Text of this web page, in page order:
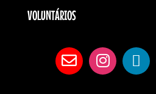
VOLUNTÁRIOS